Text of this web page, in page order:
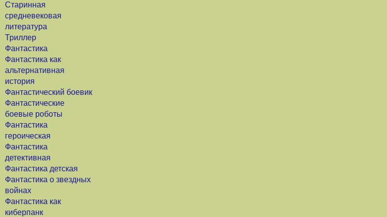
Старинная
средневековая
литература
Триллер
Фантастика
Фантастика как
альтернативная
история
Фантастический боевик
Фантастические
боевые роботы
Фантастика
героическая
Фантастика
детективная
Фантастика детская
Фантастика о звездных
войнах
Фантастика как
киберпанк